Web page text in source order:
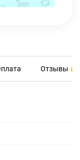
Отзывы